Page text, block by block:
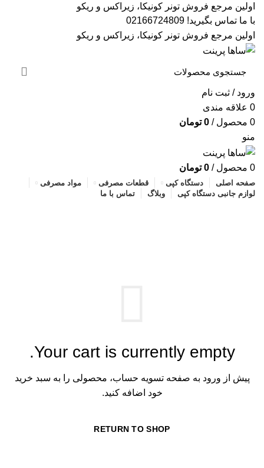
اولین مرجع فروش تونر کونیکا، زیراکس و ریکو
با ما تماس بگیرید! 02166724809
اولین مرجع فروش تونر کونیکا، زیراکس و ریکو
ورود / ثبت نام
0 علاقه مندی
0 محصول /
0 تومان
منو
0 محصول /
0 تومان
صفحه اصلی دستگاه کپی قطعات مصرفی
مواد مصرفی
لوازم جانبی دستگاه کپی
وبلاگ تماس با ما
Your cart is currently empty.
پیش از ورود به صفحه تسویه حساب، محصولی را به سبد خرید
خود اضافه کنید.
RETURN TO SHOP